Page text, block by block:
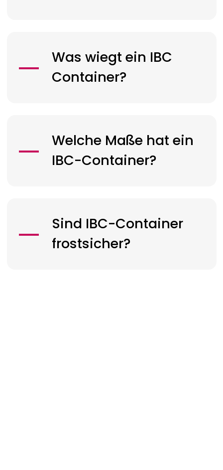
Was wiegt ein IBC
Container?
Welche Maße hat ein
IBC-Container?
Sind IBC-Container
frostsicher?